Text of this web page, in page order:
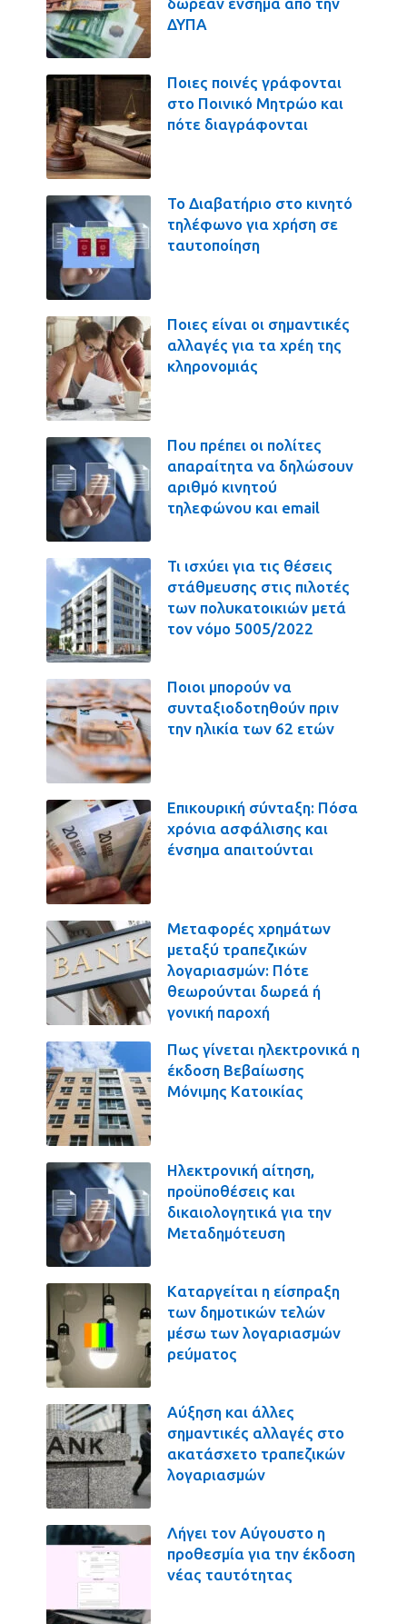
δωρεάν ένσημα από την
ΔΥΠΑ
Ποιες ποινές γράφονται
στο Ποινικό Μητρώο και
πότε διαγράφονται
Το Διαβατήριο στο κινητό
τηλέφωνο για χρήση σε
ταυτοποίηση
Ποιες είναι οι σημαντικές
αλλαγές για τα χρέη της
κληρονομιάς
Που πρέπει οι πολίτες
απαραίτητα να δηλώσουν
αριθμό κινητού
τηλεφώνου και email
Τι ισχύει για τις θέσεις
στάθμευσης στις πιλοτές
των πολυκατοικιών μετά
τον νόμο 5005/2022
Ποιοι μπορούν να
συνταξιοδοτηθούν πριν
την ηλικία των 62 ετών
Επικουρική σύνταξη: Πόσα
χρόνια ασφάλισης και
ένσημα απαιτούνται
Μεταφορές χρημάτων
μεταξύ τραπεζικών
λογαριασμών: Πότε
θεωρούνται δωρεά ή
γονική παροχή
Πως γίνεται ηλεκτρονικά η
έκδοση Βεβαίωσης
Μόνιμης Κατοικίας
Ηλεκτρονική αίτηση,
προϋποθέσεις και
δικαιολογητικά για την
Μεταδημότευση
Καταργείται η είσπραξη
των δημοτικών τελών
μέσω των λογαριασμών
ρεύματος
Αύξηση και άλλες
σημαντικές αλλαγές στο
ακατάσχετο τραπεζικών
λογαριασμών
Λήγει τον Αύγουστο η
προθεσμία για την έκδοση
νέας ταυτότητας